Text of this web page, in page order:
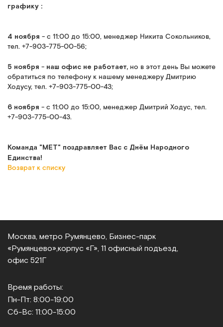
графику :
4 ноября - с 11:00 до 15:00, менеджер Никита Сокольников,
тел. +7-903-775-00-56;
5 ноября - наш офис не работает, но в этот день Вы можете
обратиться по телефону к нашему менеджеру Дмитрию
Ходусу, тел. +7-903-775-00-43;
6 ноября - с 11:00 до 15:00, менеджер Дмитрий Ходус, тел.
+7-903-775-00-43.
Команда "МЕТ" поздравляет Вас с Днём Народного
Единства!
Возврат к списку
Москва, метро Румянцево, Бизнес‑парк
«Румянцево», корпус «Г», 11 офисный подъезд,
офис 521Г
Время работы:
Пн-Пт: 8:00-19:00
Сб-Вс: 11:00-15:00